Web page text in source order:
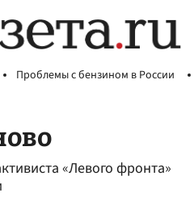
Проблемы с бензином в России
«Левого фронта»